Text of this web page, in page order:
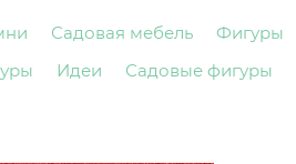
Садовая мебель Фигуры
Идеи Садовые фигуры